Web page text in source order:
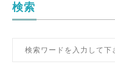
検索